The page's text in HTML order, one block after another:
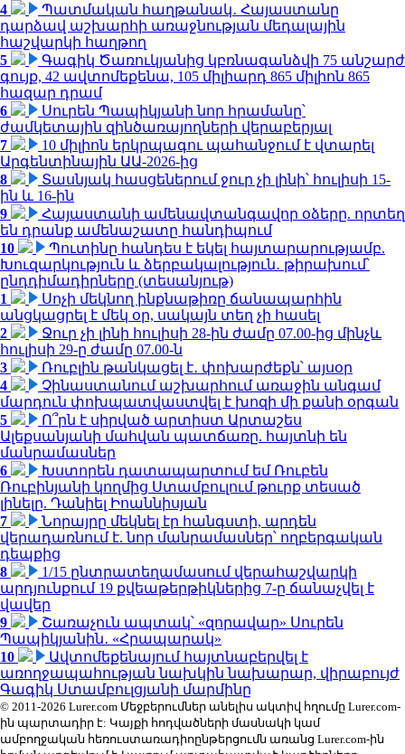
4
Պատմական հաղթանակ․ Հայաստանը
դարձավ աշխարհի առաջնության մեդալային
հաշվարկի հաղթող
5
Գագիկ Ծառուկյանից կբռնագանձվի 75 անշարժ
գույք, 42 ավտոմեքենա, 105 միլիարդ 865 միլիոն 865
հազար դրամ
6
Սուրեն Պապիկյանի նոր հրամանը՝
ժամկետային զինծառայողների վերաբերյալ
7
10 միլիոն երկրպագու պահանջում է վտարել
Արգենտինային ԱԱ-2026-ից
8
Տասնյակ հասցեներում ջուր չի լինի՝ հուլիսի 15-
ին և 16-ին
9
Հայաստանի ամենավտանգավոր օձերը. որտեղ
են դրանք ամենաշատը հանդիպում
10
Պուտինը հանդես է եկել հայտարարությամբ.
Խուզարկություն և ձերբակալություն․ թիրախում՝
ընդդիմադիրները (տեսանյութ)
1
Սոչի մեկնող ինքնաթիռը ճանապարհին
անցկացրել է մեկ օր, սակայն տեղ չի հասել
2
Ջուր չի լինի հուլիսի 28-ին ժամը 07.00-ից մինչև
հուլիսի 29-ը ժամը 07.00-ն
3
Ռուբլին թանկացել է․ փոխարժեքն՝ այսօր
4
Չինաստանում աշխարհում առաջին անգամ
մարդուն փոխպատվաստվել է խոզի մի քանի օրգան
5
Ո՞րն է սիրված արտիստ Արտաշես
Ալեքսանյանի մահվան պատճառը. հայտնի են
մանրամասներ
6
Խստորեն դատապարտում եմ Ռուբեն
Ռուբինյանի կողմից Ստամբուլում թուրք տեսած
լինելը. Դանիել Իոաննիսյան
7
Նորայրը մեկնել էր հանգստի, արդեն
վերադառնում է. նոր մանրամասներ՝ ողբերգական
դեպքից
8
1/15 ընտրատեղամասում վերահաշվարկի
արդյունքում 19 քվեաթերթիկներից 7-ը ճանաչվել է
վավեր
9
Շառաչուն ապտակ՝ «զորավար» Սուրեն
Պապիկյանին․ «Հրապարակ»
10
Ավտոմեքենայում հայտնաբերվել է
առողջապահության նախկին նախարար, վիրաբույժ
Գագիկ Ստամբուլցյանի մարմինը
© 2011-2026 Lurer.com Մեջբերումներ անելիս ակտիվ հղումը Lurer.com-
ին պարտադիր է: Կայքի հոդվածների մասնակի կամ
ամբողջական հեռուստառադիոընթերցումն առանց Lurer.com-ին